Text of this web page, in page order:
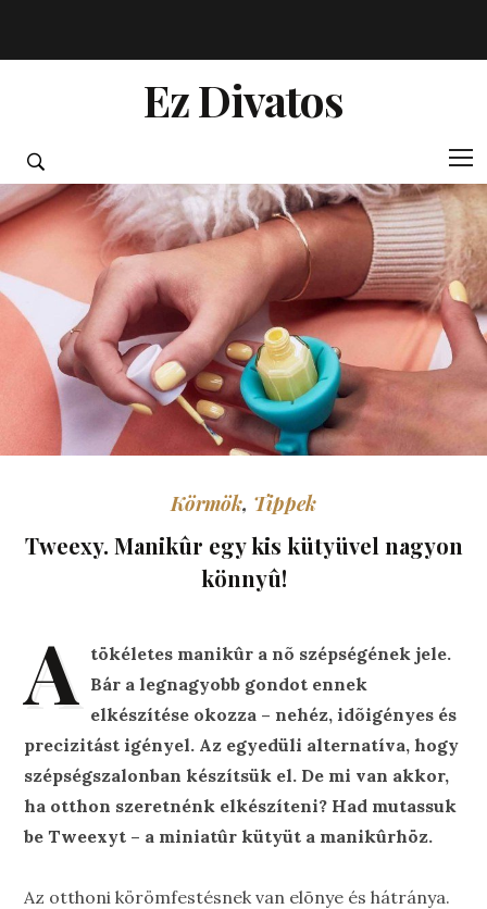
Ez Divatos
Körmök, Tippek
Tweexy. Manikûr egy kis kütyüvel nagyon
könnyû!
A tökéletes manikûr a nõ szépségének jele.
Bár a legnagyobb gondot ennek
elkészítése okozza – nehéz, idõigényes és
precizitást igényel. Az egyedüli alternatíva, hogy
szépségszalonban készítsük el. De mi van akkor,
ha otthon szeretnénk elkészíteni? Had mutassuk
be Tweexyt – a miniatûr kütyüt a manikûrhöz.
Az otthoni körömfestésnek van elõnye és hátránya.